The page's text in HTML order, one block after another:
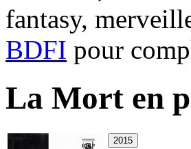
fantasy,
BDFI pour
La Mort en